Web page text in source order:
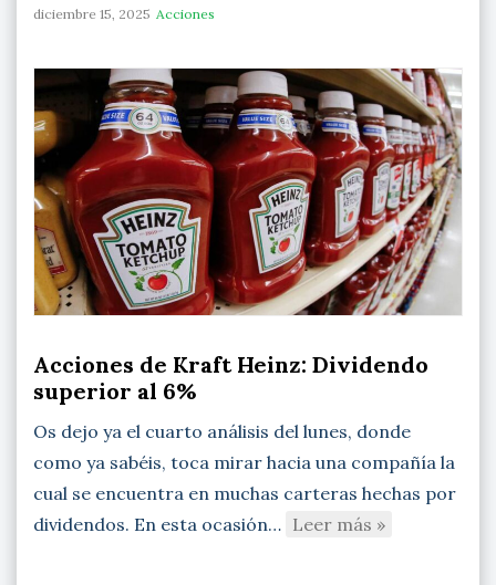
diciembre 15, 2025 Acciones
Acciones de Kraft Heinz: Dividendo
superior al 6%
Os dejo ya el cuarto análisis del lunes, donde
como ya sabéis, toca mirar hacia una compañía la
cual se encuentra en muchas carteras hechas por
dividendos. En esta ocasión… Leer más »